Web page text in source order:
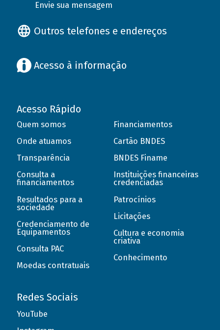
Envie sua mensagem
Outros telefones e endereços
Acesso à informação
Acesso Rápido
Quem somos
Onde atuamos
Transparência
Consulta a
financiamentos
Resultados para a
sociedade
Credenciamento de
Equipamentos
Consulta PAC
Moedas contratuais
Financiamentos
Cartão BNDES
BNDES Finame
Instituições financeiras
credenciadas
Patrocínios
Licitações
Cultura e economia
criativa
Conhecimento
Redes Sociais
YouTube